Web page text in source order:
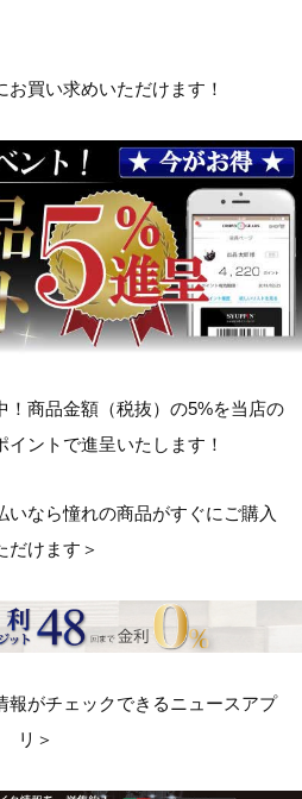
買い求めいただけます！
！商品金額（税抜）の5%を当店の
イントで進呈いたします！
いなら憧れの商品がすぐにご購入
だけます＞
報がチェックできるニュースアプ
リ＞